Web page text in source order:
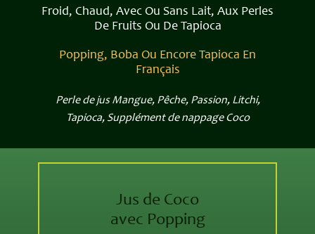
Froid, Chaud, Avec Ou Sans Lait, Aux Perles
De Fruits Ou De Tapioca
Popping, Boba Ou Encore Tapioca En
Français
Perle de jus Mangue, Pêche, Passion, Litchi,
Tapioca, Supplément de nappage Coco
Jus de Coco
avec Popping